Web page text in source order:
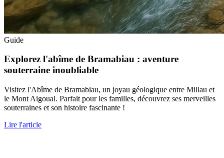
Guide
Explorez l'abîme de Bramabiau : aventure
souterraine inoubliable
Visitez l'Abîme de Bramabiau, un joyau géologique entre Millau et
le Mont Aigoual. Parfait pour les familles, découvrez ses merveilles
souterraines et son histoire fascinante !
Lire l'article